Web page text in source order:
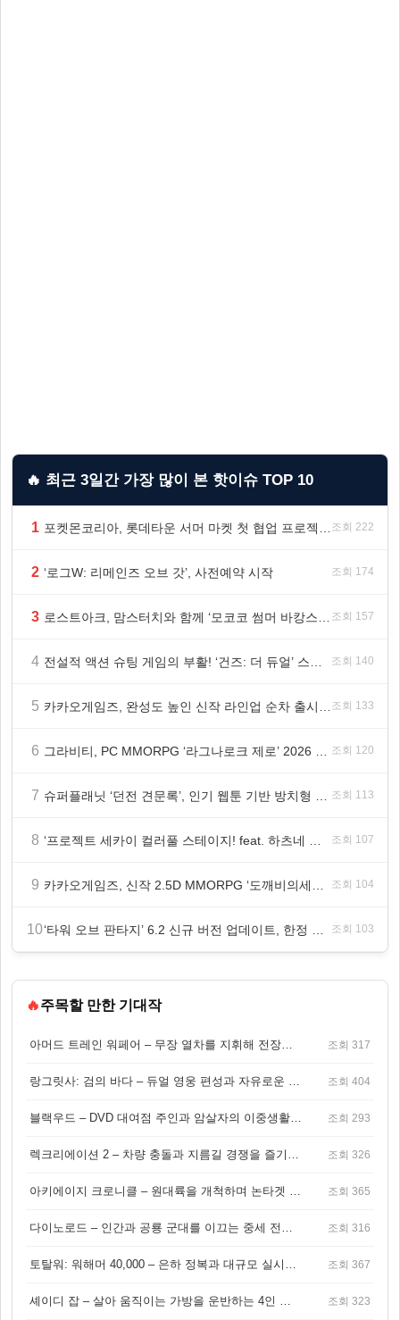
🔥 최근 3일간 가장 많이 본 핫이슈 TOP 10
1 조회 222
2 ‘로그W: 리메인즈 오브 갓’, 사전예약 시작 조회 174
3 조회 157
4 조회 140
5 조회 133
6 조회 120
7 조회 113
8 조회 107
9 조회 104
10 조회 103
🔥주목할 만한 기대작
아머드 트레인 워페어 – 무장 열차를 지휘해 전장을 돌파하는 생존 전투 게임 조회 317
랑그릿사: 검의 바다 – 듀얼 영웅 편성과 자유로운 탐험을 결합한 판타지 전략 RPG 조회 404
블랙우드 – DVD 대여점 주인과 암살자의 이중생활을 그린 3인칭 액션 스릴러 게임 조회 293
렉크리에이션 2 – 차량 충돌과 지름길 경쟁을 즐기는 오픈월드 아케이드 레이싱 게임 조회 326
아키에이지 크로니클 – 원대륙을 개척하며 논타겟 전투를 즐기는 오픈월드 MMORPG 조회 365
다이노로드 – 인간과 공룡 군대를 이끄는 중세 전략 액션 RPG 조회 316
토탈워: 워해머 40,000 – 은하 정복과 대규모 실시간 전투가 결합된 전략 게임! 조회 367
셰이디 잡 – 살아 움직이는 가방을 운반하는 4인 협동 물리 어드벤처 게임 조회 323